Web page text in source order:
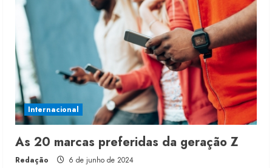
Internacional
As 20 marcas preferidas da geração Z
Redação 6 de junho de 2024
Fakini prevê R$345 milhões de
receita em 2026
4 de agosto de 2026
Projeto testa passaporte digital na
moda nacional
4 de agosto de 2026